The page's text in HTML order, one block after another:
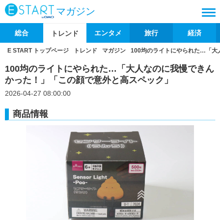
マガジン
総合 トレンド エンタメ 旅行 経済
E START トップページ トレンド マガジン 100均のライトにやられた…「大
100均のライトにやられた…「大人なのに我慢できん
かった！」「この顔で意外と高スペック」
2026-04-27 08:00:00
商品情報